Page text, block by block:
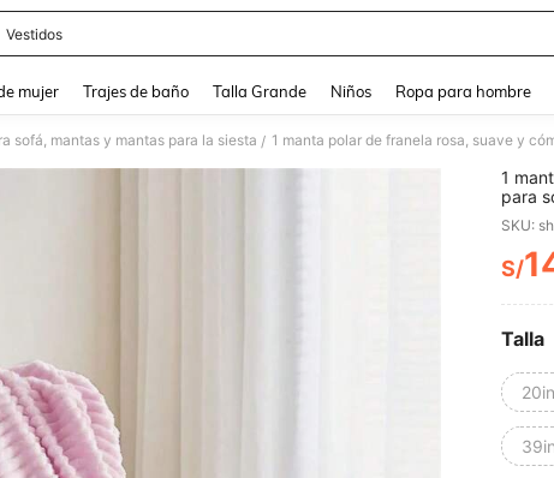
Vestidos
mujer Trajes de baño Talla Grande Niños Ropa para hombre
sofá, mantas y mantas para la siesta / 1 manta polar de franela rosa, suave y
1
para
SKU:
S/
Talla